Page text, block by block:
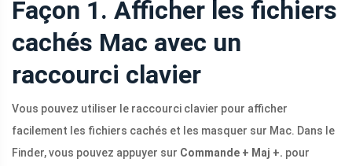
Façon 1. Afficher les fichiers
cachés Mac avec un
raccourci clavier
Vous pouvez utiliser le raccourci clavier pour afficher
facilement les fichiers cachés et les masquer sur Mac. Dans le
Finder, vous pouvez appuyer sur Commande + Maj +. pour